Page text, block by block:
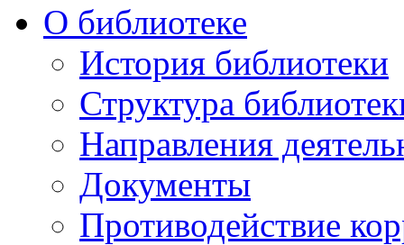
О библиотеке
История библиотеки
Структура
Направления
Документы
Противодействие